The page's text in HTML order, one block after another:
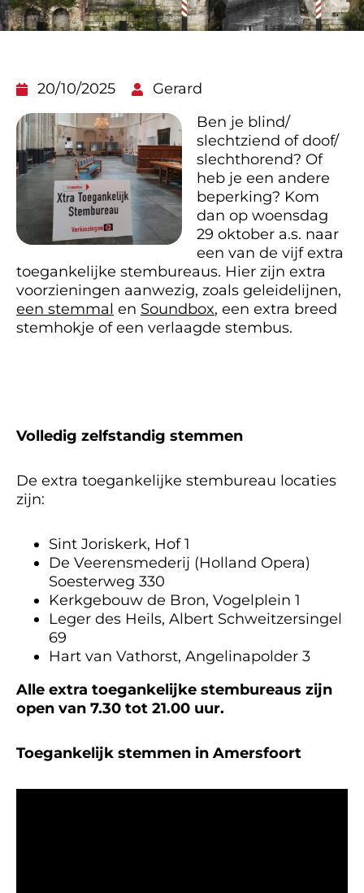
20/10/2025
Gerard
Ben je blind/
slechtziend of doof/
slechthorend? Of
heb je een andere
beperking? Kom
dan op woensdag
29 oktober a.s. naar
een van de vijf extra
toegankelijke stembureaus. Hier zijn extra
voorzieningen aanwezig, zoals geleidelijnen,
een stemmal en Soundbox, een extra breed
stemhokje of een verlaagde stembus.
Volledig zelfstandig stemmen
De extra toegankelijke stembureau locaties
zijn:
Sint Joriskerk, Hof 1
De Veerensmederij (Holland Opera)
Soesterweg 330
Kerkgebouw de Bron, Vogelplein 1
Leger des Heils, Albert Schweitzersingel
69
Hart van Vathorst, Angelinapolder 3
Alle extra toegankelijke stembureaus zijn
open van 7.30 tot 21.00 uur.
Toegankelijk stemmen in Amersfoort